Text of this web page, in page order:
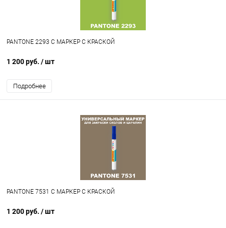
PANTONE 2293 C МАРКЕР С КРАСКОЙ
1 200 руб. / шт
Подробнее
PANTONE 7531 C МАРКЕР С КРАСКОЙ
1 200 руб. / шт